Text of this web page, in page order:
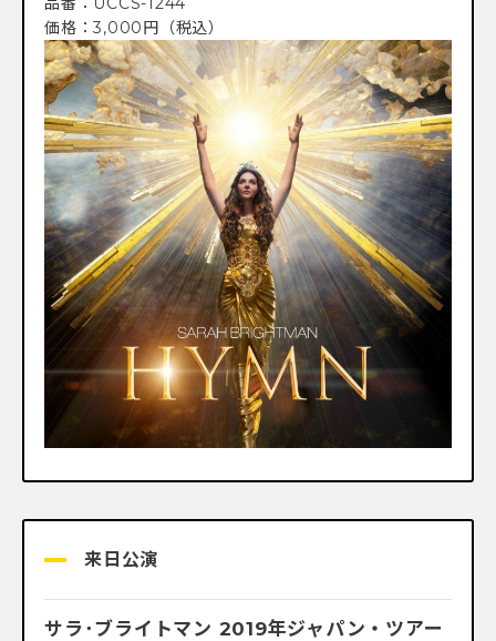
価格：3,000円（税込）
来日公演
サラ･ブライトマン 2019年ジャパン・ツアー